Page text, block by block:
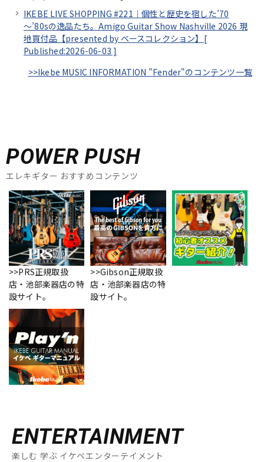
IKEBE LIVE SHOPPING #221｜個性と歴史を宿した’70
～’80sの逸品たち。Amigo Guitar Show Nashville 2026 現
地買付品【presented by ベースコレクション】[
Published:2026-06-03 ]
>>Ikebe MUSIC INFORMATION "Fender"のコンテンツ一覧
POWER PUSH
エレキギター おすすめコンテンツ
>>PRS正規取扱
店・池部楽器店の特
設サイト。
>>Gibson正規取扱
店・池部楽器店の特
設サイト。
ENTERTAINMENT
楽しむ 学ぶ イケベエンターテイメント